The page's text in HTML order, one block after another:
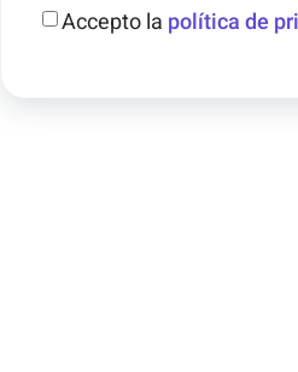
Accepto la política de